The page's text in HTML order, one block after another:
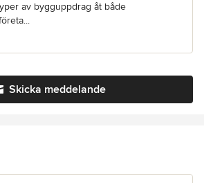
av bygguppdrag åt både
Skicka meddelande